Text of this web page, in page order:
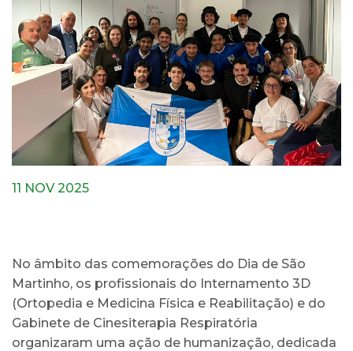
11 NOV 2025
No âmbito das comemorações do Dia de São
Martinho, os profissionais do Internamento 3D
(Ortopedia e Medicina Física e Reabilitação) e do
Gabinete de Cinesiterapia Respiratória
organizaram uma ação de humanização, dedicada